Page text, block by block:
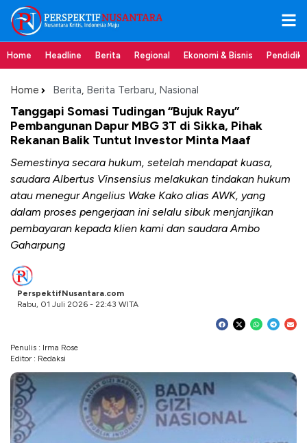
Home Headline Berita Regional Ekonomi & Bisnis
Home Berita, Berita Terbaru, Nasional
Tanggapi Somasi Tudingan “Bujuk Rayu”
Pembangunan Dapur MBG 3T di Sikka, Pihak
Rekanan Balik Tuntut Investor Minta Maaf
Semestinya secara hukum, setelah mendapat kuasa,
saudara Albertus Vinsensius melakukan tindakan hukum
atau menegur Angelius Wake Kako alias AWK, yang
dalam proses pengerjaan ini selalu sibuk menjanjikan
pembayaran kepada klien kami dan saudara Ambo
Gaharpung
PerspektifNusantara.com
Rabu, 01 Juli 2026 - 22:43 WITA
Penulis : Irma Rose
Editor : Redaksi